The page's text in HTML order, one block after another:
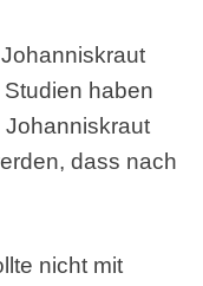
haben
dass nach
nicht mit